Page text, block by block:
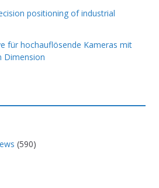
positioning of industrial
für hochauflösende Kameras mit
Dimension
(590)